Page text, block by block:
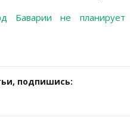
Баварии не планирует
подпишись: